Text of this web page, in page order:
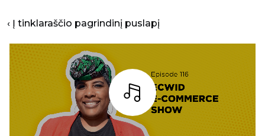
‹ Į tinklaraščio pagrindinį puslapį
Baras